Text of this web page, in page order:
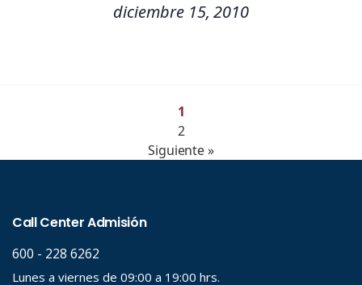
diciembre 15, 2010
1
2
Siguiente »